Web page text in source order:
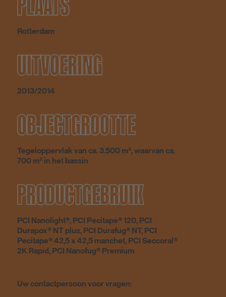
Rotterdam
UITVOERING
2013/2014
OBJECTGROOTTE
Tegeloppervlak van ca. 3.500 m², waarvan ca.
700 m² in het bassin
PRODUCTGEBRUIK
PCI Nanolight®, PCI Pecitape® 120, PCI
Durapox® NT plus, PCI Durafug® NT, PCI
Pecitape® 42,5 x 42,5 manchet, PCI Seccoral®
2K Rapid, PCI Nanofug® Premium
Uw contactpersoon voor vragen: